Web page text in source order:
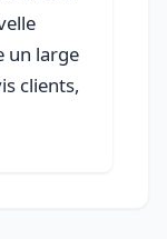
un large
clients,